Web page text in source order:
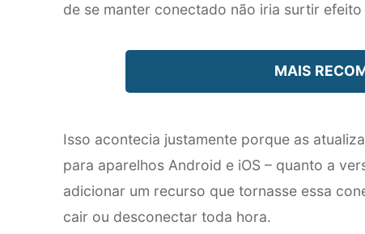
de se manter conectado não iria surtir
MAIS
Isso acontecia justamente porque as
para aparelhos Android e iOS – quanto a
adicionar um recurso que tornasse essa
cair ou desconectar toda hora.